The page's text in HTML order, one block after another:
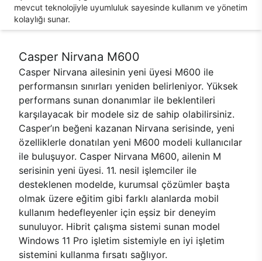
mevcut teknolojiyle uyumluluk sayesinde kullanım ve yönetim
kolaylığı sunar.
Casper Nirvana M600
Casper Nirvana ailesinin yeni üyesi M600 ile
performansın sınırları yeniden belirleniyor. Yüksek
performans sunan donanımlar ile beklentileri
karşılayacak bir modele siz de sahip olabilirsiniz.
Casper’ın beğeni kazanan Nirvana serisinde, yeni
özelliklerle donatılan yeni M600 modeli kullanıcılar
ile buluşuyor. Casper Nirvana M600, ailenin M
serisinin yeni üyesi. 11. nesil işlemciler ile
desteklenen modelde, kurumsal çözümler başta
olmak üzere eğitim gibi farklı alanlarda mobil
kullanım hedefleyenler için eşsiz bir deneyim
sunuluyor. Hibrit çalışma sistemi sunan model
Windows 11 Pro işletim sistemiyle en iyi işletim
sistemini kullanma fırsatı sağlıyor.